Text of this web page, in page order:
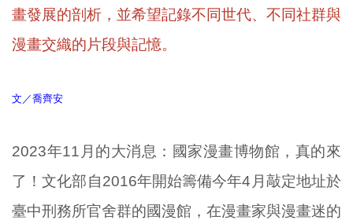
畫發展的剖析，並希望記錄不同世代、不同社群與
漫畫交織的片段與記憶。
文／喬齊安
2023年11月的大消息：國家漫畫博物館，真的來
了！文化部自2016年開始籌備今年4月敲定地址於
臺中刑務所官舍群的國漫館，在漫畫家與漫畫迷的